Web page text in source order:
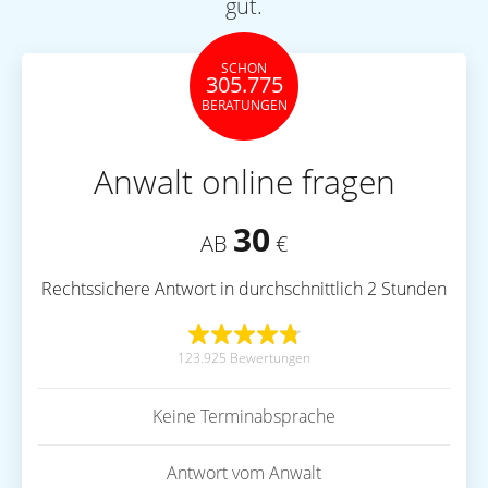
gut.
SCHON
305.775
BERATUNGEN
Anwalt online fragen
AB 30 €
Rechtssichere Antwort in durchschnittlich 2 Stunden
123.925 Bewertungen
Keine Terminabsprache
Antwort vom Anwalt